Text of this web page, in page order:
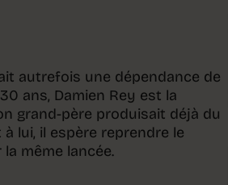
autrefois une dépendance de
ans, Damien Rey est la
grand-père produisait déjà du
lui, il espère reprendre le
même lancée.